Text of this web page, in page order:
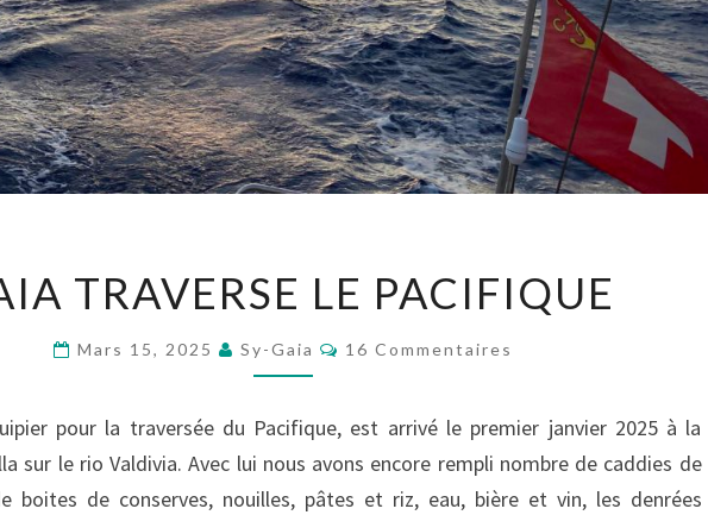
TRAVERSE
TRAVERSE LE PACIFIQUE
Mars 15, 2025 Sy-Gaia Commentaires
16 Commentaires
pour la traversée du Pacifique, est arrivé le premier janvier 2025 à la
sur le rio Valdivia. Avec lui nous avons encore rempli nombre de caddies de
boites de conserves, nouilles, pâtes et riz, eau, bière et vin, les denrées